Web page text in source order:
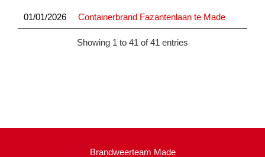
01/01/2026 Containerbrand Fazantenlaan te Made
Showing 1 to 41 of 41 entries
Brandweerteam Made